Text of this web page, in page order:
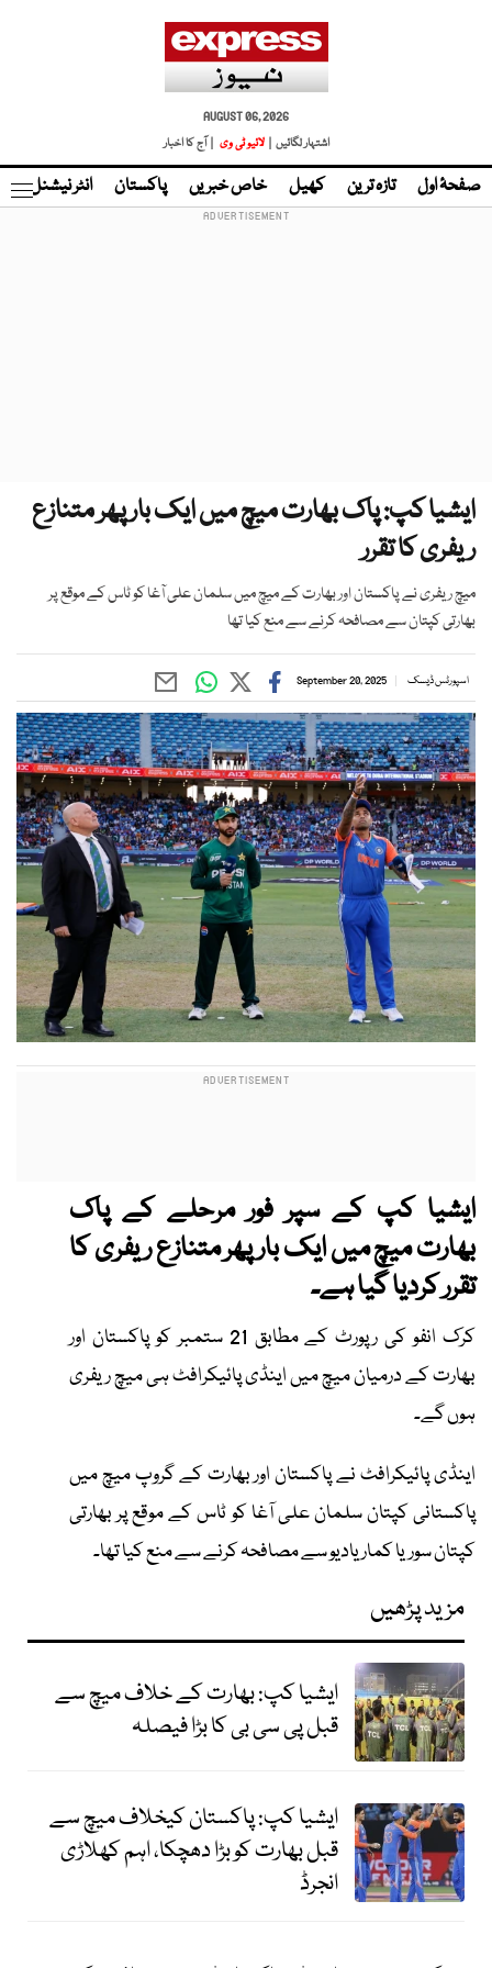
AUGUST 06, 2026
اشتہار لگائیں |
لائیو ٹی وی | آج کا اخبار
صفحۂ اول تازہ ترین کھیل خاص خبریں پاکستان انٹر نیشنل
ایشیا کپ: پاک بھارت میچ میں ایک بار پھر متنازع
ریفری کا تقرر ‏
میچ ریفری نے پاکستان اور بھارت کے میچ میں سلمان علی آغا کو ٹاس کے موقع پر
بھارتی کپتان سے مصافحہ کرنے سے منع کیا تھا
اسپورٹس ڈیسک September 20, 2025
ایشیا کپ کے سپر فور مرحلے کے پاک
بھارت میچ میں ایک بار پھر متنازع ریفری کا
تقرر کردیا گیا ہے۔
کرک انفو کی رپورٹ کے مطابق 21 ستمبر کو پاکستان اور
بھارت کے درمیان میچ میں اینڈی پائیکرافٹ ہی میچ ریفری
ہوں گے۔
اینڈی پائیکرافٹ نے پاکستان اور بھارت کے گروپ میچ میں
پاکستانی کپتان سلمان علی آغا کو ٹاس کے موقع پر بھارتی
کپتان سوریا کمار یادیو سے مصافحہ کرنے سے منع کیا تھا۔
مزید پڑھیں
ایشیا کپ: بھارت کے خلاف میچ سے
قبل پی سی بی کا بڑا فیصلہ
ایشیا کپ: پاکستان کیخلاف میچ سے
قبل بھارت کو بڑا دھچکا، اہم کھلاڑی
انجرڈ